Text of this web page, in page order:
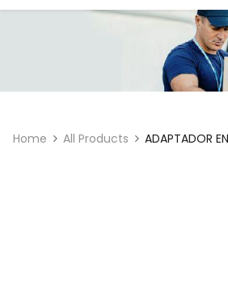
Home All Products ADAPTADOR